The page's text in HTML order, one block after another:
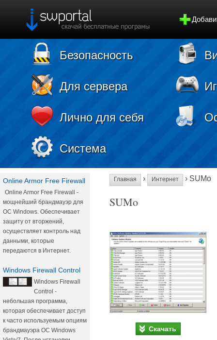
Безопасность
Для сервера
Лично для себя
Система
Online Armor Free Firewall
Online Armor Free Firewall -
мощнейший брандмауэр для
ОС Windows. Обеспечивает
защиту от вторжений,
осуществляет контроль над
данными, которые
передаются в Интернет.
Windows Firewall Control
Windows Firewall
Control -
небольшая программа,
которая обеспечивает доступ
к часто используемым опциям
брандмауэра ОС Windows
Главная › Интернет › SUMo
SUMo
Скачать